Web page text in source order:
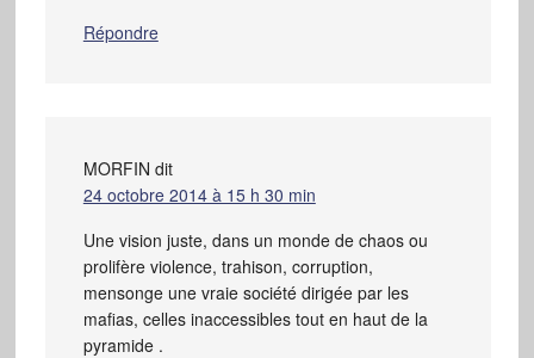
Répondre
MORFIN dit
24 octobre 2014 à 15 h 30 min
Une vision juste, dans un monde de chaos ou
prolifère violence, trahison, corruption,
mensonge une vraie société dirigée par les
mafias, celles inaccessibles tout en haut de la
pyramide .